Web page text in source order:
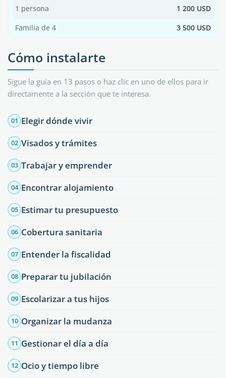
1 persona 1 200 USD
Familia de 4 3 500 USD
Cómo instalarte
Sigue la guía en 13 pasos o haz clic en uno de ellos para ir
directamente a la sección que te interesa.
01 Elegir dónde vivir
02 Visados y trámites
03 Trabajar y emprender
04 Encontrar alojamiento
05 Estimar tu presupuesto
06 Cobertura sanitaria
07 Entender la fiscalidad
08 Preparar tu jubilación
09 Escolarizar a tus hijos
10 Organizar la mudanza
11 Gestionar el día a día
12 Ocio y tiempo libre